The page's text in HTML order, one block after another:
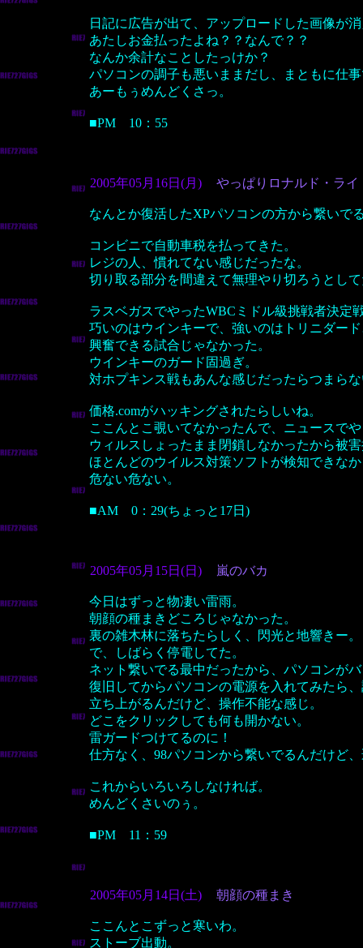
日記に広告が出て、アップロードした画像が
あたしお金払ったよね？？なんで？？
なんか余計なことしたっけか？
パソコンの調子も悪いままだし、まともに仕
あーもぅめんどくさっ。
■PM 10：55
2005年05月16日(月) やっぱりロナルド・ライ
なんとか復活したXPパソコンの方から繋いで
コンビニで自動車税を払ってきた。
レジの人、慣れてない感じだったな。
切り取る部分を間違えて無理やり切ろうとし
ラスベガスでやったWBCミドル級挑戦者決定
巧いのはウインキーで、強いのはトリニダー
興奮できる試合じゃなかった。
ウインキーのガード固過ぎ。
対ホプキンス戦もあんな感じだったらつまら
価格.comがハッキングされたらしいね。
ここんとこ覗いてなかったんで、ニュースで
ウィルスしょったまま閉鎖しなかったから被
ほとんどのウイルス対策ソフトが検知できな
危ない危ない。
■AM 0：29(ちょっと17日)
2005年05月15日(日) 嵐のバカ
今日はずっと物凄い雷雨。
朝顔の種まきどころじゃなかった。
裏の雑木林に落ちたらしく、閃光と地響きー。
で、しばらく停電してた。
ネット繋いでる最中だったから、パソコンが
復旧してからパソコンの電源を入れてみたら
立ち上がるんだけど、操作不能な感じ。
どこをクリックしても何も開かない。
雷ガードつけてるのに！
仕方なく、98パソコンから繋いでるんだけど
これからいろいろしなければ。
めんどくさいのぅ。
■PM 11：59
2005年05月14日(土) 朝顔の種まき
ここんとこずっと寒いわ。
ストーブ出動。